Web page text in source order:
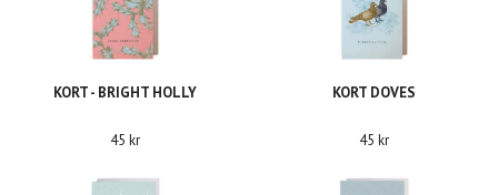
KORT - BRIGHT HOLLY
45 kr
KORT DOVES
45 kr